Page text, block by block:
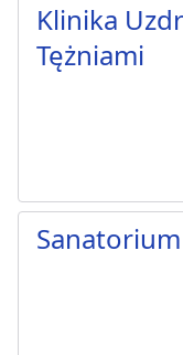
Klinika
Tężniami